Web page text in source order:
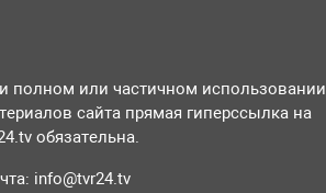
полном или частичном использовании
сайта прямая гиперссылка на
обязательна.
info@tvr24.tv